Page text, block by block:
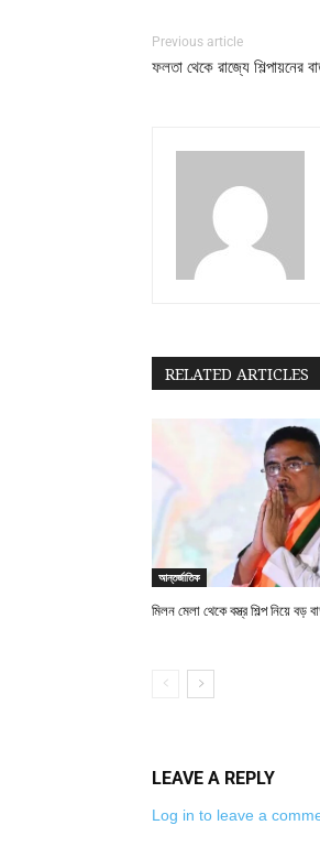
Previous article
ফলতা থেকে রাজ্যে শিল্পায়নের
RELATED ARTICLES
আন্তর্জাতিক
মিলন মেলা থেকে বস্ত্র শিল্প নিয়ে বড়
LEAVE A REPLY
Log in to leave a